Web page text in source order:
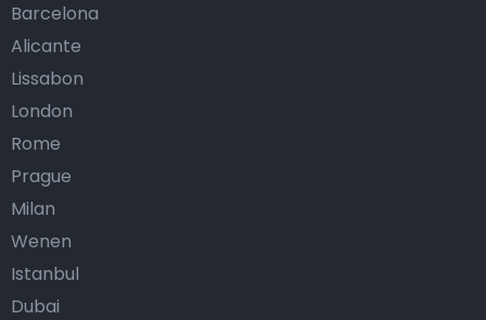
Barcelona
Alicante
Lissabon
London
Rome
Prague
Milan
Wenen
Istanbul
Dubai